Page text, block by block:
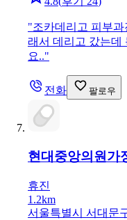
"조카데리고 피부
래서 데리고 갔는데
요.."
전화 팔로우
현대중앙의원 가
휴진
1.2km
서울특별시 서대문